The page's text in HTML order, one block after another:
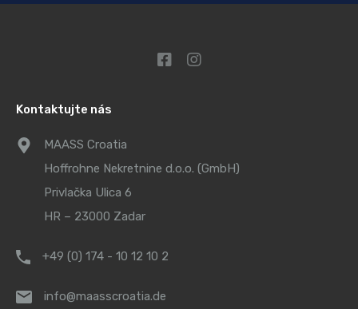
Kontaktujte nás
MAASS Croatia
Hoffrohne Nekretnine d.o.o. (GmbH)
Privlačka Ulica 6
HR – 23000 Zadar
+49 (0) 174 - 10 12 10 2
info@maasscroatia.de